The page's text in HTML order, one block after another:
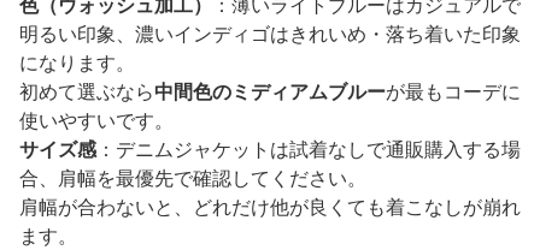
明るい印象、濃いインディゴはきれいめ・落ち着いた印象
になります。
初めて選ぶなら中間色のミディアムブルーが最もコーデに
使いやすいです。
サイズ感：デニムジャケットは試着なしで通販購入する場
合、肩幅を最優先で確認してください。
肩幅が合わないと、どれだけ他が良くても着こなしが崩れ
ます。